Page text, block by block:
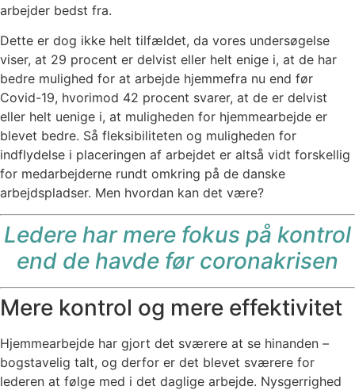
arbejder bedst fra.
Dette er dog ikke helt tilfældet, da vores undersøgelse
viser, at 29 procent er delvist eller helt enige i, at de har
bedre mulighed for at arbejde hjemmefra nu end før
Covid-19, hvorimod 42 procent svarer, at de er delvist
eller helt uenige i, at muligheden for hjemmearbejde er
blevet bedre. Så fleksibiliteten og muligheden for
indflydelse i placeringen af arbejdet er altså vidt forskellig
for medarbejderne rundt omkring på de danske
arbejdspladser. Men hvordan kan det være?
Ledere har mere fokus på kontrol
end de havde før coronakrisen
Mere kontrol og mere effektivitet
Hjemmearbejde har gjort det sværere at se hinanden –
bogstavelig talt, og derfor er det blevet sværere for
lederen at følge med i det daglige arbejde. Nysgerrighed